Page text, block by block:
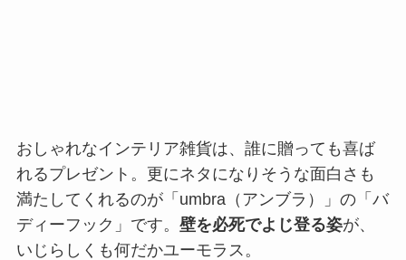
おしゃれなインテリア雑貨は、誰に贈っても喜ば
れるプレゼント。更にネタになりそうな面白さも
満たしてくれるのが「umbra（アンブラ）」の「バ
ディーフック」です。 壁を必死でよじ登る姿が、
いじらしくも何だかユーモラス。